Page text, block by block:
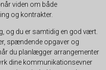
viden om både
og kontrakter.
og du er samtidig en god vært.
spændende opgaver og
du planlægger arrangementer
dine kommunikationsevner